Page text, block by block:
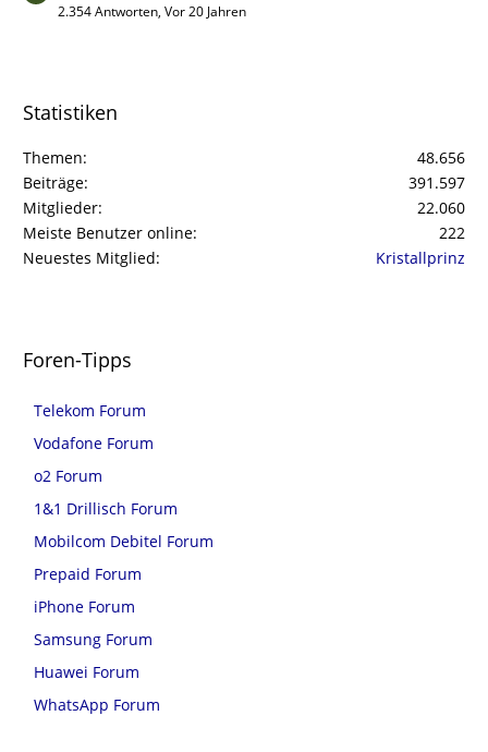
2.354 Antworten, Vor 20 Jahren
Statistiken
Themen
48.656
Beiträge
391.597
Mitglieder
22.060
Meiste Benutzer online
222
Neuestes Mitglied
Kristallprinz
Foren-Tipps
Telekom Forum
Vodafone Forum
o2 Forum
1&1 Drillisch Forum
Mobilcom Debitel Forum
Prepaid Forum
iPhone Forum
Samsung Forum
Huawei Forum
WhatsApp Forum